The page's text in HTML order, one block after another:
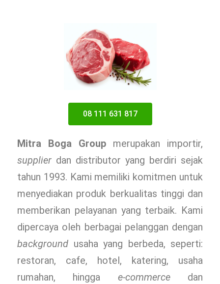
08 111 631 817
Mitra Boga Group merupakan importir,
supplier dan distributor yang berdiri sejak
tahun 1993. Kami memiliki komitmen untuk
menyediakan produk berkualitas tinggi dan
memberikan pelayanan yang terbaik. Kami
dipercaya oleh berbagai pelanggan dengan
background usaha yang berbeda, seperti:
restoran, cafe, hotel, katering, usaha
rumahan, hingga e-commercedan